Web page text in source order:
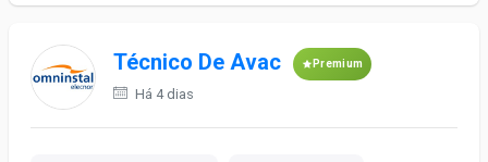
Técnico De Avac Premium
Há 4 dias